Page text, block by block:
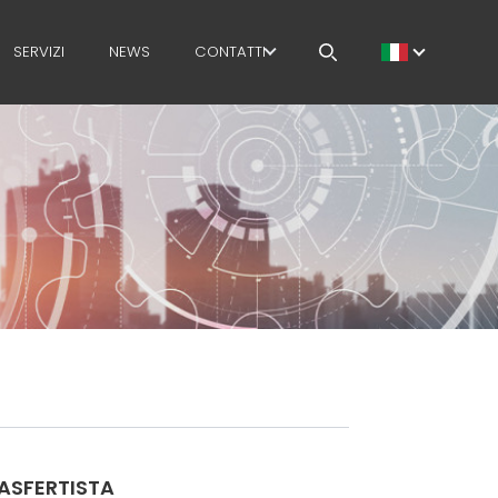
SERVIZI NEWS CONTATTI
LAVORA CON NOI
MEP NEL MONDO
RETE DI VENDITA